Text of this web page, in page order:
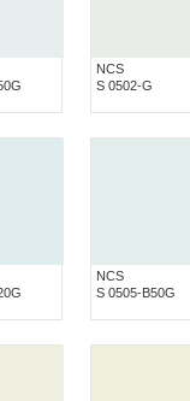
NCS
S 0502-G
NCS
S 0505-B50G